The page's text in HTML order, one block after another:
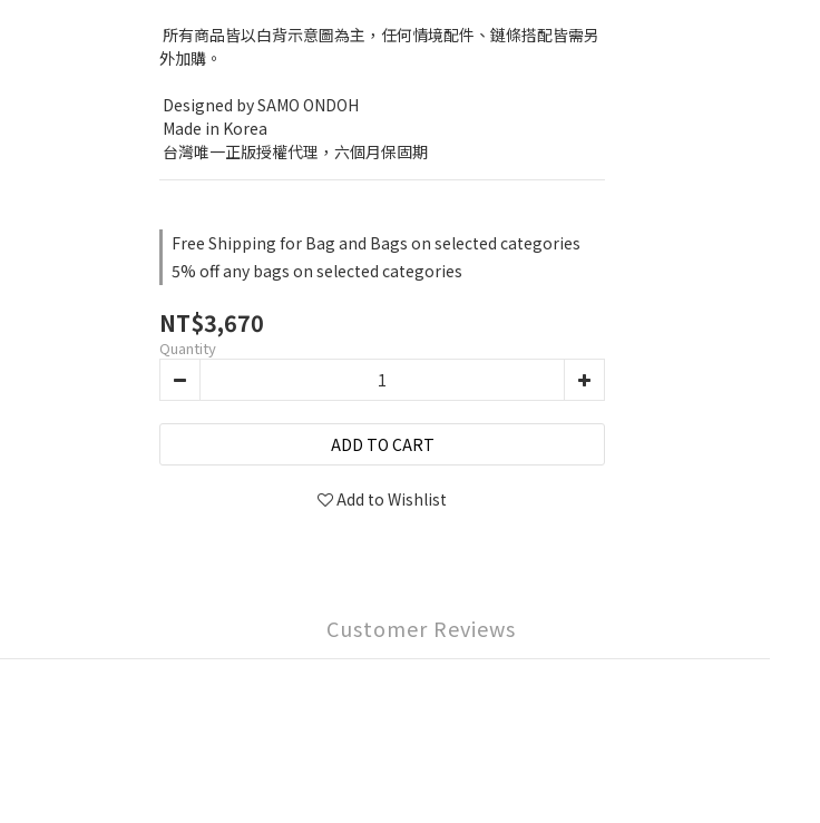
外加購。
Designed by SAMO ONDOH
Made in Korea
台灣唯一正版授權代理，六個月保固期
Free Shipping for Bag and Bags on selected categories
5% off any bags on selected categories
NT$3,670
Quantity
ADD TO CART
Add to Wishlist
Customer Reviews